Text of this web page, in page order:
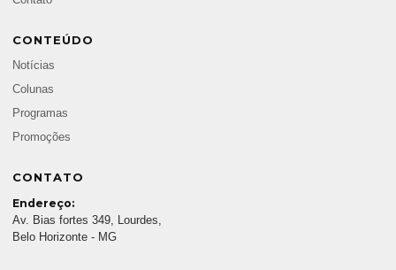
CONTEÚDO
Notícias
Colunas
Programas
Promoções
CONTATO
Endereço:
Av. Bias fortes 349, Lourdes,
Belo Horizonte - MG